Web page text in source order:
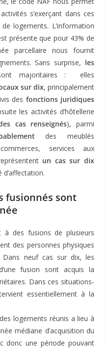
s’exerçant dans ces
logements. L’information
présente que pour 43% de
parcellaire nous fournit
Sans surprise, les
majoritaires : elles
sur dix, principalement
des fonctions juridiques
les activités d’hôtellerie
cas renseignés), parmi
des meublés
services aux
un cas sur dix
fusionnés sont
à des fusions de plusieurs
des personnes physiques
Dans neuf cas sur dix, les
fusion sont acquis la
Dans ces situations-
essentiellement à la
logements réunis a lieu à
médiane d’acquisition du
donc une période pouvant